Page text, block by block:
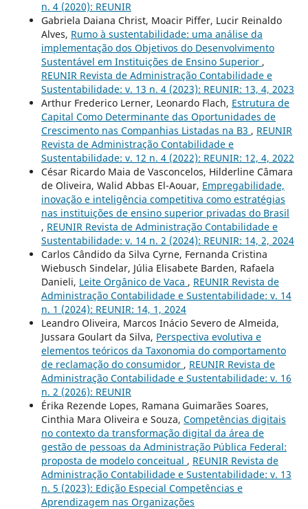
n. 4 (2020): REUNIR
Gabriela Daiana Christ, Moacir Piffer, Lucir Reinaldo
Alves, Rumo à sustentabilidade: uma análise da
implementação dos Objetivos do Desenvolvimento
Sustentável em Instituições de Ensino Superior ,
REUNIR Revista de Administração Contabilidade e
Sustentabilidade: v. 13 n. 4 (2023): REUNIR: 13, 4, 2023
Arthur Frederico Lerner, Leonardo Flach, Estrutura de
Capital Como Determinante das Oportunidades de
Crescimento nas Companhias Listadas na B3 , REUNIR
Revista de Administração Contabilidade e
Sustentabilidade: v. 12 n. 4 (2022): REUNIR: 12, 4, 2022
César Ricardo Maia de Vasconcelos, Hilderline Câmara
de Oliveira, Walid Abbas El-Aouar, Empregabilidade,
inovação e inteligência competitiva como estratégias
nas instituições de ensino superior privadas do Brasil
, REUNIR Revista de Administração Contabilidade e
Sustentabilidade: v. 14 n. 2 (2024): REUNIR: 14, 2, 2024
Carlos Cândido da Silva Cyrne, Fernanda Cristina
Wiebusch Sindelar, Júlia Elisabete Barden, Rafaela
Danieli, Leite Orgânico de Vaca , REUNIR Revista de
Administração Contabilidade e Sustentabilidade: v. 14
n. 1 (2024): REUNIR: 14, 1, 2024
Leandro Oliveira, Marcos Inácio Severo de Almeida,
Jussara Goulart da Silva, Perspectiva evolutiva e
elementos teóricos da Taxonomia do comportamento
de reclamação do consumidor , REUNIR Revista de
Administração Contabilidade e Sustentabilidade: v. 16
n. 2 (2026): REUNIR
Érika Rezende Lopes, Ramana Guimarães Soares,
Cinthia Mara Oliveira e Souza, Competências digitais
no contexto da transformação digital da área de
gestão de pessoas da Administração Pública Federal:
proposta de modelo conceitual , REUNIR Revista de
Administração Contabilidade e Sustentabilidade: v. 13
n. 5 (2023): Edição Especial Competências e
Aprendizagem nas Organizações